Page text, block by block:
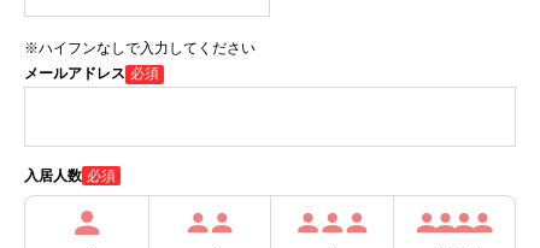
※ハイフンなしで入力してください
メールアドレス 必須
入居人数 必須